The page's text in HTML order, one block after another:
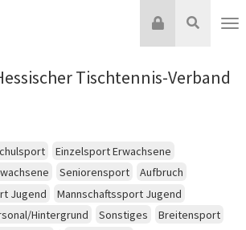
Suche
Login
Tischtennis-Verband
Einzelsport Erwachsene
Seniorensport
Aufbruch
Jugend
Mannschaftssport Jugend
Hintergrund Sonstiges
Breitensport